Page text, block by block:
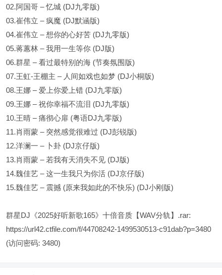
02.阿国哥 – 忆城 (DJ九零版)
03.崔伟立 – 疯魔 (DJ默涵版)
04.崔伟立 – 想你的心好苦 (DJ九零版)
05.蒋蕙林 – 我用一生等你 (DJ版)
06.群星 – 看过最特别的海 (节奏氛围版)
07.王虹-王棚主 – 人间如戏也如梦 (DJ小桐版)
08.王娜 – 爱上你爱上错 (DJ九零版)
09.王娜 – 祝你幸福不流泪 (DJ九零版)
10.王晴 – 痛彻心扉 (粤语DJ九零版)
11.肖雨蒙 – 突然感觉很难过 (DJ彭锐版)
12.洋澜一 – 卜卦 (DJ京仔版)
13.肖雨蒙 – 若我有天消失不见 (DJ版)
14.魏佳艺 – 这一生我只为你活 (DJ京仔版)
15.魏佳艺 – 震撼 (原来我如此的不快乐) (DJ小刚版)
群星DJ《2025好听新歌165》十倍音质【WAV分轨】.rar:
https://url42.ctfile.com/f/44708242-1499530513-c91dab?p=3480
(访问密码: 3480)